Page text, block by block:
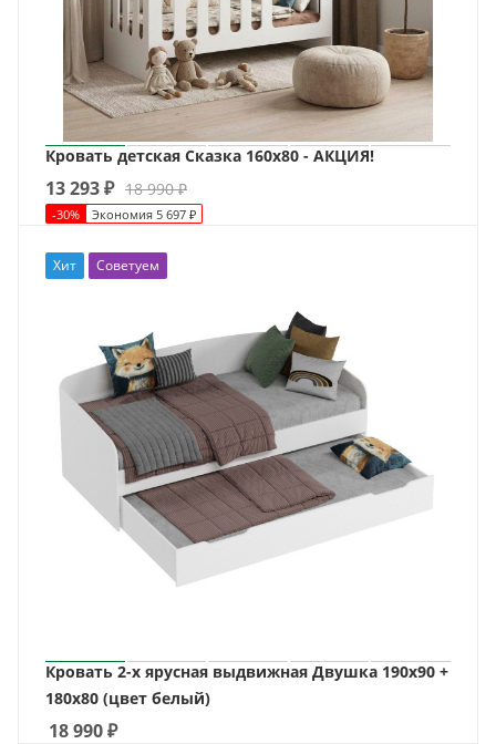
Кровать детская Сказка 160х80 - АКЦИЯ!
13 293₽ 18 990₽
-30% Экономия 5 697 ₽
Хит Советуем
Кровать 2-х ярусная выдвижная Двушка 190х90 +
180х80 (цвет белый)
18 990₽